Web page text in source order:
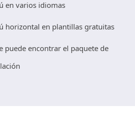
en varios idiomas
horizontal en plantillas gratuitas
puede encontrar el paquete de